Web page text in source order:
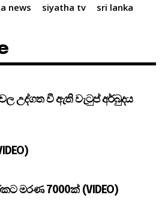
news siyatha tv sri lanka
උද්ගත වී ඇති වැටුප් අර්බුදය
මරණ 7000ක් (VIDEO)